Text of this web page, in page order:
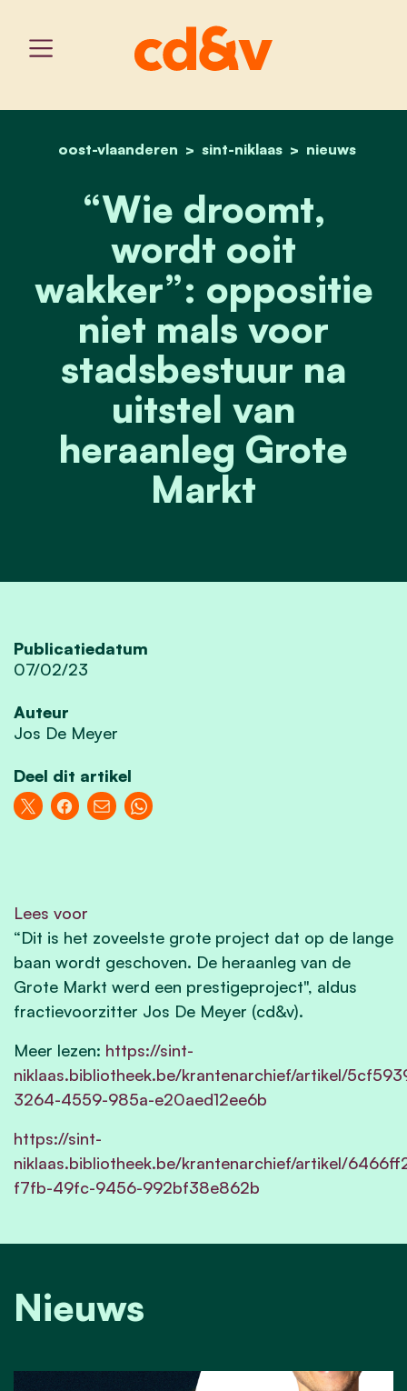
home
oost-vlaanderen sint-niklaas nieuws
“wie droomt, wordt ooit
“Wie droomt,
wordt ooit
wakker”: oppositie
niet mals voor
stadsbestuur na
uitstel van
heraanleg Grote
Markt
Publicatiedatum
07/02/23
Auteur
Jos De Meyer
Deel dit artikel
Lees voor
“Dit is het zoveelste grote project dat op de lange
baan wordt geschoven. De heraanleg van de
Grote Markt werd een prestigeproject", aldus
fractievoorzitter Jos De Meyer (cd&v).
Meer lezen: https://sint-
niklaas.bibliotheek.be/krantenarchief/artikel/
3264-4559-985a-e20aed12ee6b
https://sint-
niklaas.bibliotheek.be/krantenarchief/artikel/
f7fb-49fc-9456-992bf38e862b
Nieuws